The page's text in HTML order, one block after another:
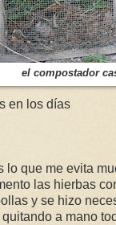
el compostador
en los días
lo que me evita
las hierbas
y se hizo
a mano